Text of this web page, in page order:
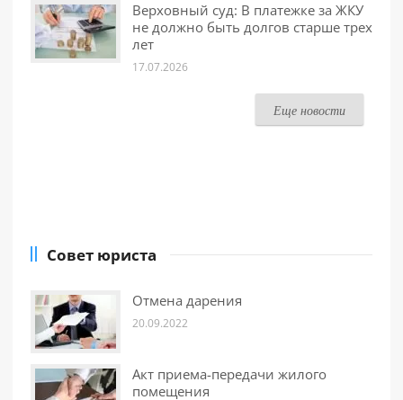
Верховный суд: В платежке за ЖКУ
не должно быть долгов старше трех
лет
17.07.2026
Еще новости
Совет юриста
Отмена дарения
20.09.2022
Акт приема-передачи жилого
помещения